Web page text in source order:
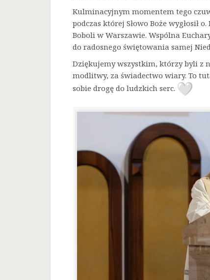
Kulminacyjnym momentem tego
podczas której Słowo Boże wygłosił
Boboli w Warszawie. Wspólna
do radosnego świętowania samej
Dziękujemy wszystkim, którzy byli z
modlitwy, za świadectwo wiary. To
sobie drogę do ludzkich serc.